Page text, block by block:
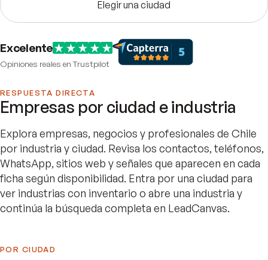
Elegir una ciudad
Excelente
Opiniones reales en Trustpilot
RESPUESTA DIRECTA
Empresas por ciudad e industria
Explora empresas, negocios y profesionales de Chile
por industria y ciudad. Revisa los contactos, teléfonos,
WhatsApp, sitios web y señales que aparecen en cada
ficha según disponibilidad. Entra por una ciudad para
ver industrias con inventario o abre una industria y
continúa la búsqueda completa en LeadCanvas.
POR CIUDAD